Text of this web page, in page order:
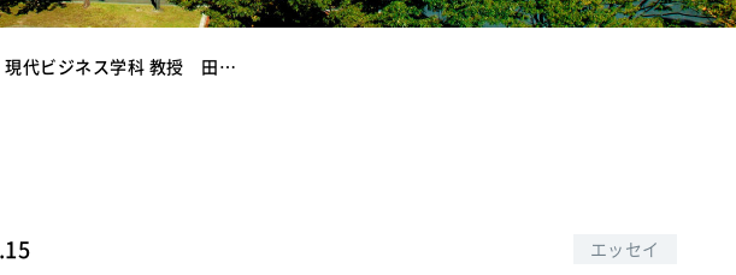
現代ビジネス学科 教授 田…
エッセイ